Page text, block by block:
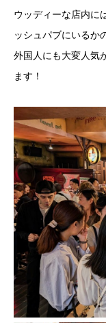
ウッディーな店内に
ッシュパブにいるか
外国人にも大変人気
ます！